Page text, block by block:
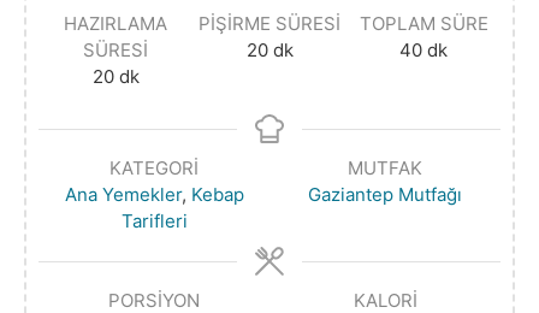
HAZIRLAMA
SÜRESI
20 dk
PIŞIRME SÜRESI
20 dk
TOPLAM SÜRE
40 dk
KATEGORI
Ana Yemekler, Kebap
Tarifleri
MUTFAK
Gaziantep Mutfağı
PORSIYON
KALORI